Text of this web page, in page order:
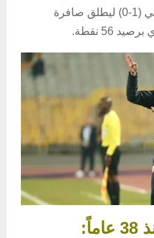
عليه، حتى جاء هدف الفوز الغالي (1-0) ليطلق صافرة
56 نقطة.